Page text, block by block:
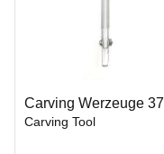
Carving Werzeuge 37
Carving Tool